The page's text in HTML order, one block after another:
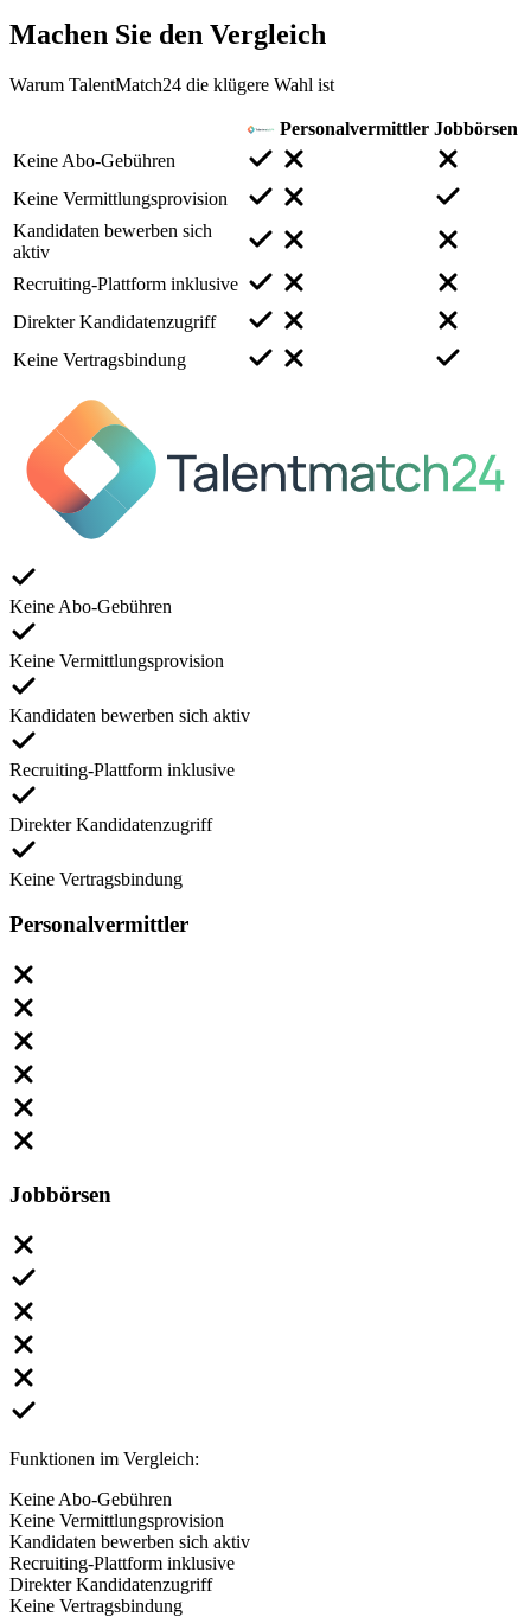
Machen Sie den Vergleich
Warum TalentMatch24 die klügere Wahl ist
Personalvermittler Jobbörsen
Keine Abo-Gebühren
Keine Vermittlungsprovision
Kandidaten bewerben sich
aktiv
Recruiting-Plattform inklusive
Direkter Kandidatenzugriff
Keine Vertragsbindung
Keine Abo-Gebühren
Keine Vermittlungsprovision
Kandidaten bewerben sich aktiv
Recruiting-Plattform inklusive
Direkter Kandidatenzugriff
Keine Vertragsbindung
Personalvermittler
Jobbörsen
Funktionen im Vergleich:
Keine Abo-Gebühren
Keine Vermittlungsprovision
Kandidaten bewerben sich aktiv
Recruiting-Plattform inklusive
Direkter Kandidatenzugriff
Keine Vertragsbindung